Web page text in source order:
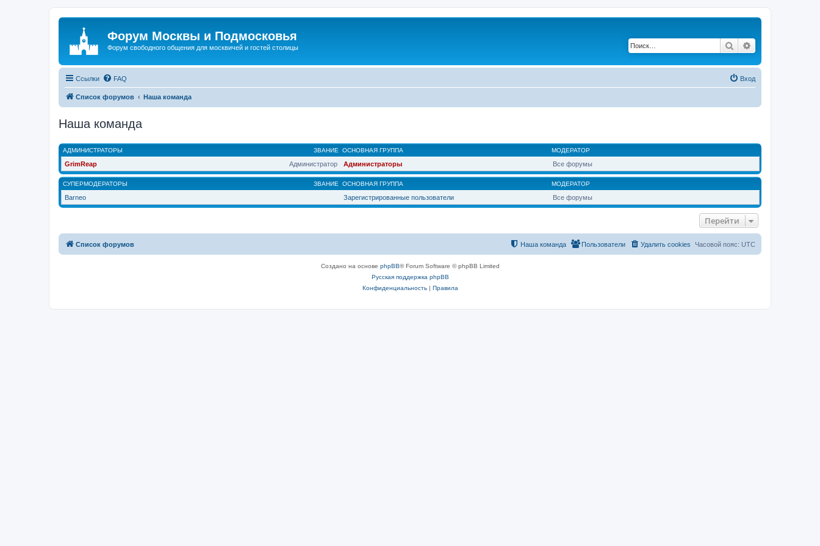
Форум Москвы и Подмосковья
Форум свободного общения для москвичей и гостей столицы Поиск
Ссылки FAQ Вход
Список форумов Наша команда
Наша команда
ЗВАНИЕ
АДМИНИСТРАТОРЫ ОСНОВНАЯ ГРУППА МОДЕРАТОР
Администратор
GrimReap Администраторы Все форумы
ЗВАНИЕ
СУПЕРМОДЕРАТОРЫ ОСНОВНАЯ ГРУППА МОДЕРАТОР
Barneo Зарегистрированные пользователи Все форумы
Перейти
Список форумов Часовой пояс: UTC
Удалить cookies
Пользователи
Наша команда
Создано на основе phpBB® Forum Software © phpBB Limited
Русская поддержка phpBB
Конфиденциальность| Правила